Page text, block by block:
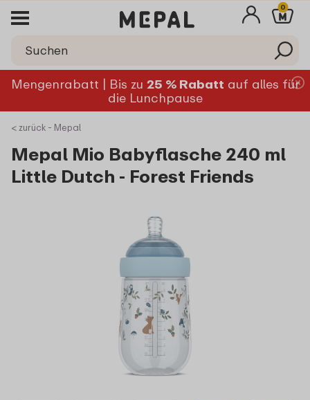
0
Mengenrabatt | Bis zu 25 % Rabatt auf alles für
die Lunchpause
< zurück - Mepal
Mepal Mio Babyflasche 240 ml
Little Dutch - Forest Friends